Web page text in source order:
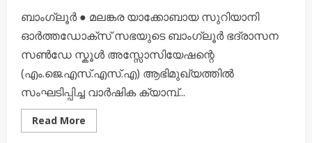
ബാംഗ്ലൂർ ● മലങ്കര യാക്കോബായ സുറിയാനി
ഓർത്തഡോക്സ് സഭയുടെ ബാംഗ്ലൂർ ഭദ്രാസന
സൺഡേ സ്കൂൾ അസ്സോസിയേഷന്റെ
(എം.ജെ.എസ്.എസ്.എ) ആഭിമുഖ്യത്തിൽ
സംഘടിപ്പിച്ച വാർഷിക ക്യാമ്പ്...
Read More
more